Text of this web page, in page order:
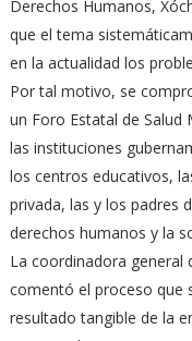
Derechos Humanos,
que el tema
en la actualidad los
Por tal motivo, se
un Foro Estatal de Salud
las instituciones
los centros educativos,
privada, las y los padres
derechos humanos y la
La coordinadora general
comentó el proceso que
resultado tangible de la